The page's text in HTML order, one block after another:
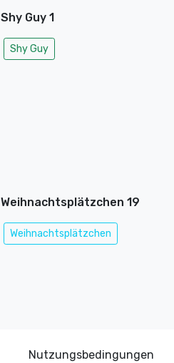
Shy Guy 1
Shy Guy
Weihnachtsplätzchen 19
Weihnachtsplätzchen
Nutzungsbedingungen